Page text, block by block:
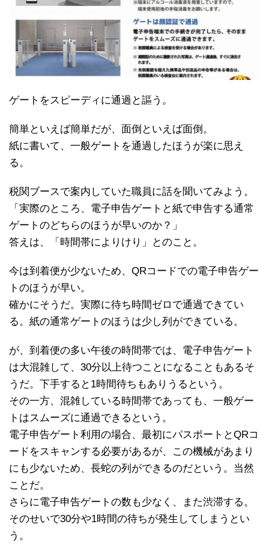
ゲートをスピーディに通過と謳う。
簡単といえば簡単だが、面倒といえば面倒。
紙に書いて、一般ゲートを通過したほうが楽に思え
る。
税関ブースで案内していた職員に話を聞いてみよう。
「実際のところ、電子申告ゲートと紙で申告する通常
ゲートのどちらのほうが早いのか？」
答えは、「時間帯によりけり」とのこと。
今は到着便が少ないため、QRコードでの電子申告ゲー
トのほうが早い。
確かにそうだ。実際に待ち時間ゼロで通過できてい
る。紙の通常ゲートのほうは少し列ができている。
が、到着便の多い午後の時間帯では、電子申告ゲート
は大混雑して、30分以上待つことになることもあるそ
うだ。下手すると1時間待ちもありうるという。
その一方、混雑している時間帯であっても、一般ゲー
トはスムーズに通過できるという。
電子申告ゲート利用の場合、最初にパスポートとQRコ
ードをスキャンする必要があるが、この機械があまり
にも少ないため、長蛇の列ができるのだという。当然
ことだ。
さらに電子申告ゲートの数も少なく、また渋滞する。
そのせいで30分や1時間の待ちが発生してしまうとい
う。